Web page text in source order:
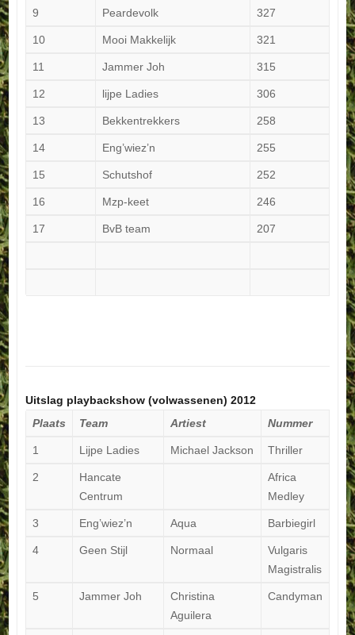
9 Peardevolk 327
10 Mooi Makkelijk 321
11 Jammer Joh 315
12 lijpe Ladies 306
13 Bekkentrekkers 258
14 Eng’wiez’n 255
15 Schutshof 252
16 Mzp-keet 246
17 BvB team 207
Uitslag playbackshow (volwassenen) 2012
Plaats
Team Artiest Nummer
1 Lijpe Ladies Michael Jackson Thriller
2
Hancate
Centrum
Africa
Medley
3 Eng’wiez’n Aqua Barbiegirl
4 Geen Stijl Normaal
Vulgaris
Magistralis
5 Jammer Joh
Christina
Aguilera
Candyman